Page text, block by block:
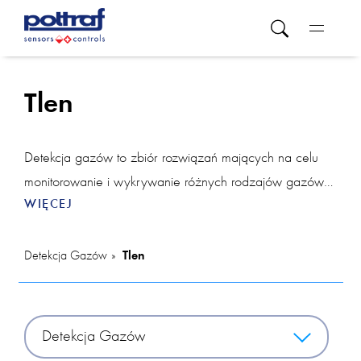
Tlen
Detekcja gazów to zbiór rozwiązań mających na celu
monitorowanie i wykrywanie różnych rodzajów gazów
w środowisku. W tej kategorii znajdują się różnorodne
dwutlenku węgla, zapewniając kontrolę jakości powietrza
w pomieszczeniach, oraz detektor dymu, który służy do
pożarów, zwiększając tym samym bezpieczeństwo.
WIĘCEJ
Detekcja Gazów Tlen
Detekcja Gazów